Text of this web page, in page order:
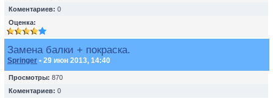
Коментариев: 0
Оценка:
Замена балки + покраска.
Springer • 29 июн 2013, 14:40
Просмотры: 870
Коментариев: 0